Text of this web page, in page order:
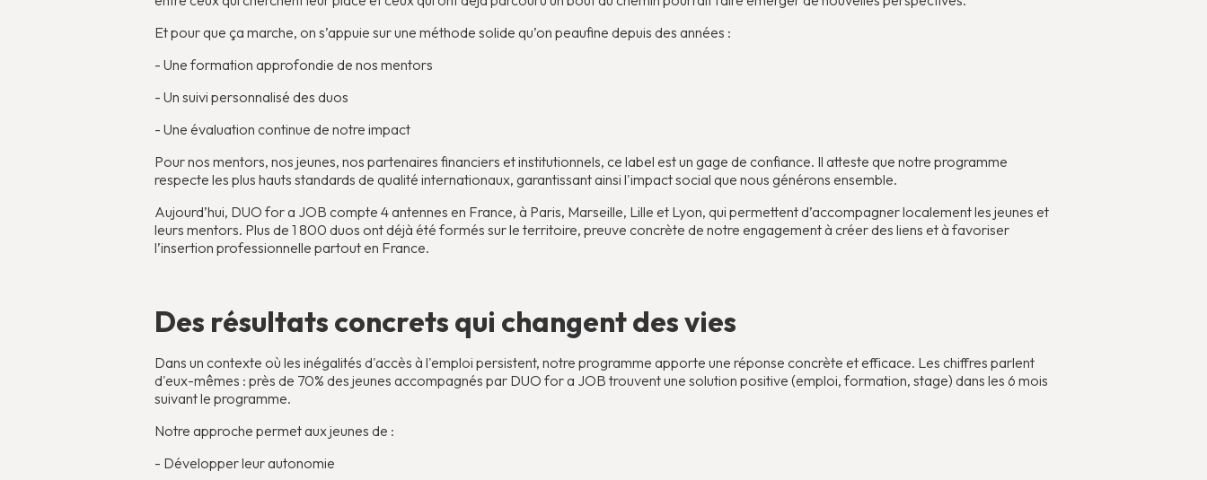
Et pour que ça marche, on s’appuie sur une méthode solide qu’on peaufine depuis des années :
- Une formation approfondie de nos mentors
- Un suivi personnalisé des duos
- Une évaluation continue de notre impact
Pour nos mentors, nos jeunes, nos partenaires financiers et institutionnels, ce label est un gage de confiance. Il atteste que notre programme
respecte les plus hauts standards de qualité internationaux, garantissant ainsi l'impact social que nous générons ensemble.
Aujourd’hui, DUO for a JOB compte 4 antennes en France, à Paris, Marseille, Lille et Lyon, qui permettent d’accompagner localement les jeunes et
leurs mentors. Plus de 1 800 duos ont déjà été formés sur le territoire, preuve concrète de notre engagement à créer des liens et à favoriser
l’insertion professionnelle partout en France.
Des résultats concrets qui changent des vies
Dans un contexte où les inégalités d'accès à l'emploi persistent, notre programme apporte une réponse concrète et efficace. Les chiffres parlent
d'eux-mêmes : près de 70% des jeunes accompagnés par DUO for a JOB trouvent une solution positive (emploi, formation, stage) dans les 6 mois
suivant le programme.
Notre approche permet aux jeunes de :
- Développer leur autonomie